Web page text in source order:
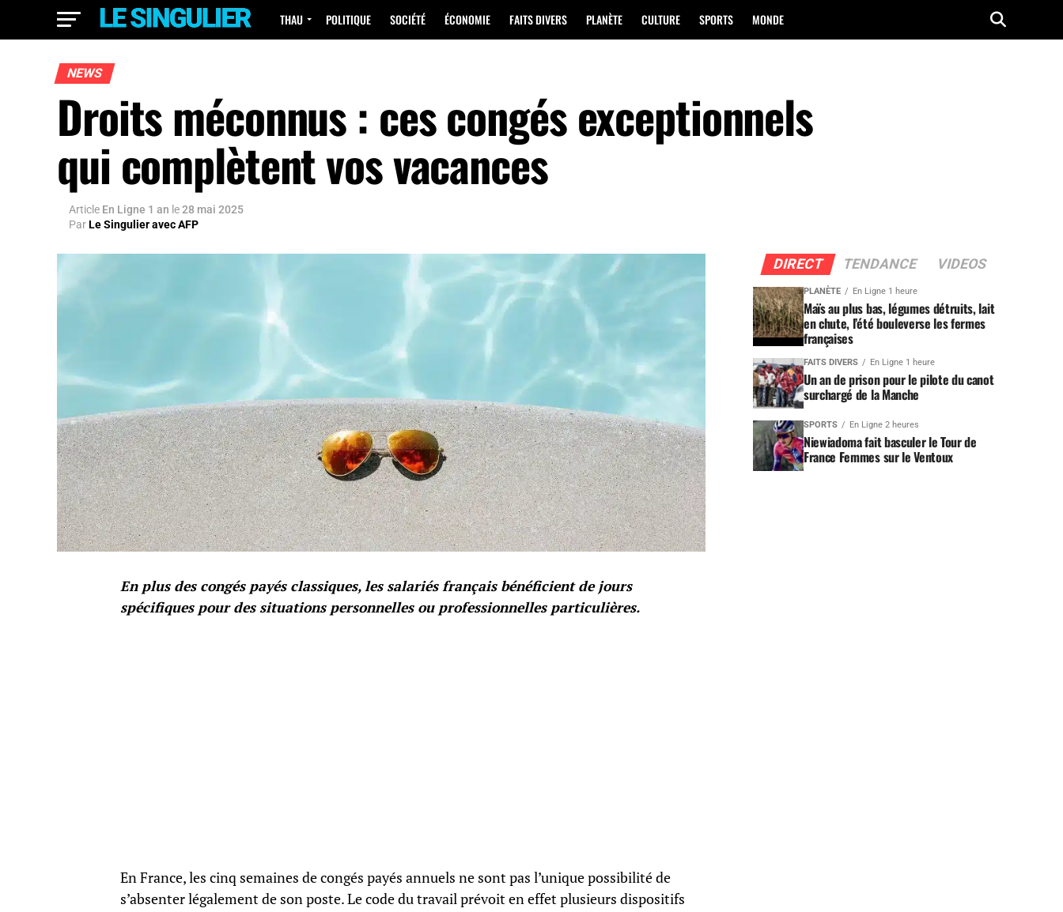
THAU POLITIQUE SOCIÉTÉ ÉCONOMIE FAITS DIVERS PLANÈTE CULTURE SPORTS MONDE
NEWS
Droits méconnus : ces congés exceptionnels
qui complètent vos vacances
Article En Ligne 1 an le28 mai 2025
ParLe Singulier avec AFP
En plus des congés payés classiques, les salariés français bénéficient de jours
spécifiques pour des situations personnelles ou professionnelles particulières.
En France, les cinq semaines de congés payés annuels ne sont pas l’unique possibilité de
s’absenter légalement de son poste. Le code du travail prévoit en effet plusieurs dispositifs
DIRECT TENDANCE VIDEOS
PLANÈTE En Ligne 1 heure
Maïs au plus bas, légumes détruits, lait
en chute, l’été bouleverse les fermes
françaises
FAITS DIVERS En Ligne 1 heure
Un an de prison pour le pilote du canot
surchargé de la Manche
SPORTS En Ligne 2 heures
Niewiadoma fait basculer le Tour de
France Femmes sur le Ventoux